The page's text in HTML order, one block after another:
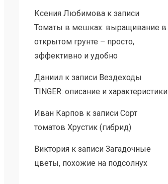
Ксения Любимовак записи
Томаты в мешках: выращивание в
открытом грунте – просто,
эффективно и удобно
Даниилк записи Вездеходы
TINGER: описание и характеристики
Иван Карпов к записи Сорт
томатов Хрустик (гибрид)
Викторияк записи Загадочные
цветы, похожие на подсолнух